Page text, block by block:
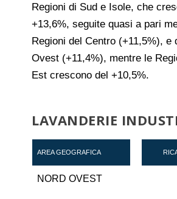
Regioni di Sud e Isole, che
+13,6%, seguite quasi a pari
Regioni del Centro (+11,5%), e
Ovest (+11,4%), mentre le
Est crescono del +10,5%.
LAVANDERIE
AREA GEOGRAFICA
NORD OVEST